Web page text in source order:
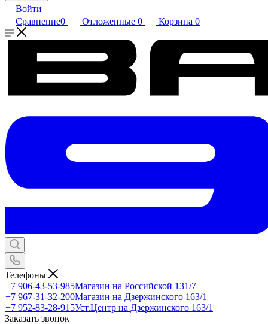
Войти
Сравнение0 Отложенные 0 Корзина 0
Телефоны
+7 906-43-53-985Магазин на Российской 131/7
+7 967-31-32-200Магазин на Дзержинского 163/1
+7 952-83-28-915Уст.Центр на Дзержинского 163/1
Заказать звонок